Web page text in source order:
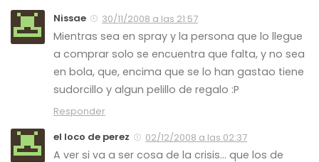
Nissae
30/11/2008 a las 21:57
Mientras sea en spray y la persona que lo llegue
a comprar solo se encuentra que falta, y no sea
en bola, que, encima que se lo han gastao tiene
sudorcillo y algun pelillo de regalo :P
Responder
el loco de perez
02/12/2008 a las 02:37
A ver si va a ser cosa de la crisis… que los de